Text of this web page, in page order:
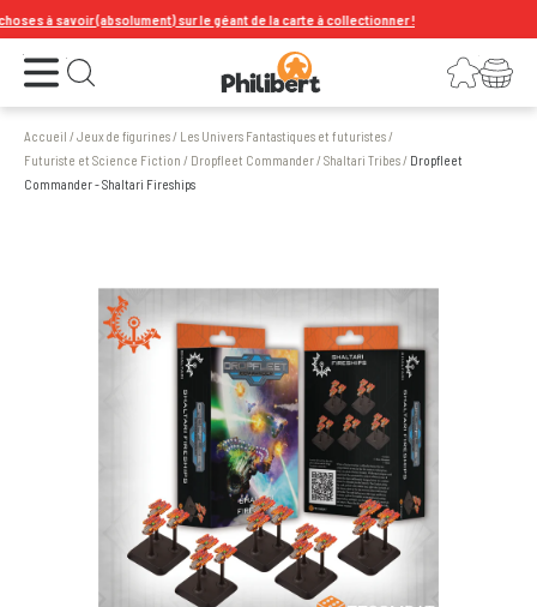
à savoir (absolument) sur le géant de la carte à collectionner !
Ouvrir le menu Ouvrir la recherche Connexion
Votre panier
Accueil /Jeux de figurines/ Les Univers Fantastiques et futuristes/
Futuriste et Science Fiction / Dropfleet Commander/Shaltari Tribes/ Dropfleet
Commander - Shaltari Fireships